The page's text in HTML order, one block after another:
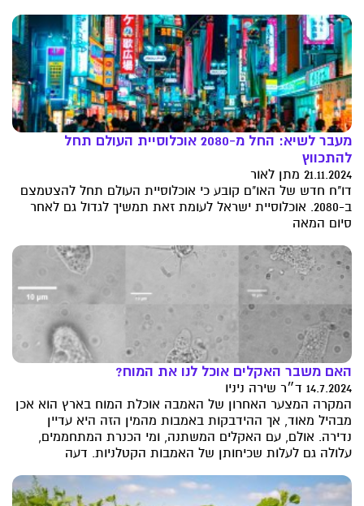
מעבר לשיא: החל מ-2080 אוכלוסיית העולם תחל
להתכווץ
21.11.2024 מתן לאור
דו"ח חדש של האו"ם קובע כי אוכלוסיית העולם תחל להצטמצם
ב-2080. אוכלוסיית ישראל לעומת זאת תמשיך לגדול גם לאחר
סיום המאה
האם משבר האקלים אוכל לנו את המוח?
14.7.2024 ד״ר שירה ניניו
המקרה המצער האחרון של האמבה אוכלת המוח בארץ הוא אכן
מבהיל מאוד, אך ההידבקות באמבות מהמין הזה היא עדיין
נדירה. אולם, עם האקלים המשתנה, ומי הכנרת המתחממים,
עלולה גם לעלות שכיחותן של האמבות הקטלניות. דעה